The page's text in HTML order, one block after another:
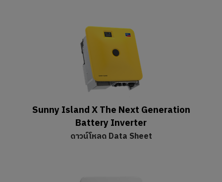
Sunny Island X The Next Generation
Battery Inverter
ดาวน์โหลด Data Sheet